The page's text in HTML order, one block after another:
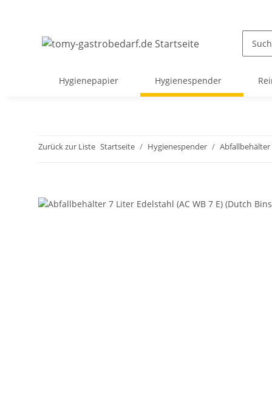
Hygienepapier Hygienespender
Zurück zur Liste Startseite Hygienespender Abfallbehälter